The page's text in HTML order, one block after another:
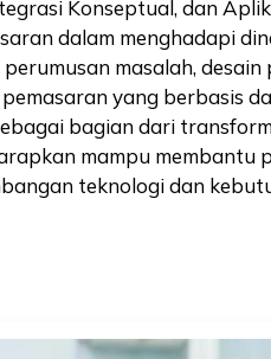
Konseptual, dan
dalam menghadapi
masalah,
yang berbasis
bagian dari
mampu membantu
teknologi dan